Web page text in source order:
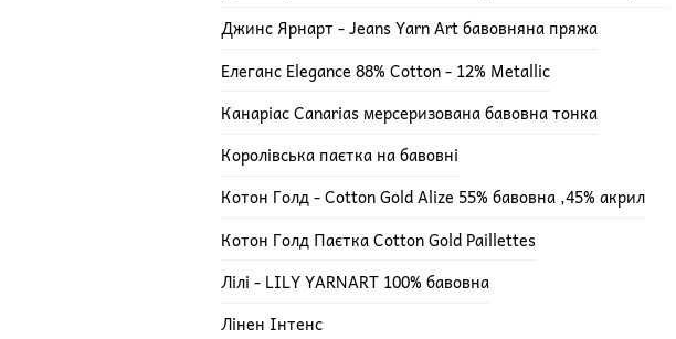
Джинс Ярнарт - Jeans Yarn Art бавовняна пряжа
Елеганс Elegance 88% Cotton - 12% Metallic
Канаріас Canarias мерсеризована бавовна тонка
Королівська паєтка на бавовні
Котон Голд - Cotton Gold Alize 55% бавовна ,45% акрил
Котон Голд Паєтка Cotton Gold Paillettes
Лілі - LILY YARNART 100% бавовна
Лінен Інтенс